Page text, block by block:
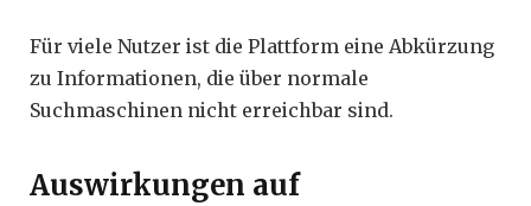
Für viele Nutzer ist die Plattform eine Abkürzung
zu Informationen, die über normale
Suchmaschinen nicht erreichbar sind.
Auswirkungen auf